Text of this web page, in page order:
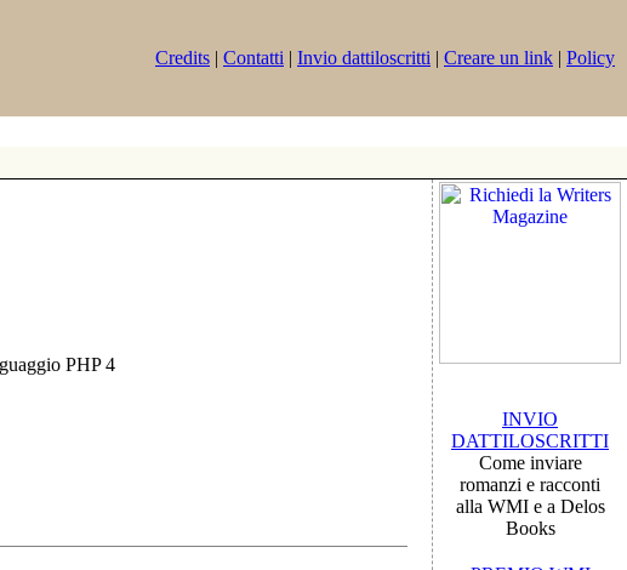
Credits | Contatti | Invio dattiloscritti | Creare un link | Policy
PHP 4
INVIO
DATTILOSCRITTI
Come inviare
romanzi e racconti
alla WMI e a Delos
Books